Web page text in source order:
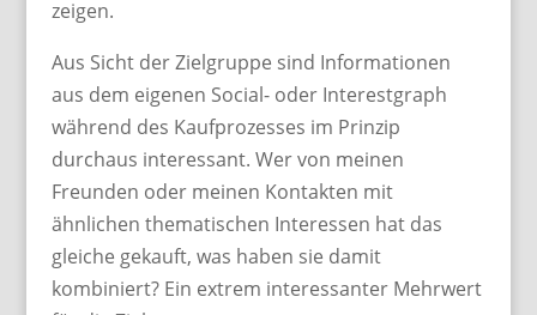
zeigen.
Aus Sicht der Zielgruppe sind Informationen
aus dem eigenen Social- oder Interestgraph
während des Kaufprozesses im Prinzip
durchaus interessant. Wer von meinen
Freunden oder meinen Kontakten mit
ähnlichen thematischen Interessen hat das
gleiche gekauft, was haben sie damit
kombiniert? Ein extrem interessanter Mehrwert